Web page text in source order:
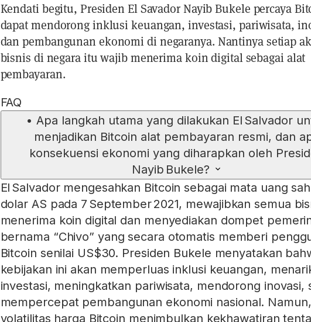
Kendati begitu, Presiden El Savador Nayib Bukele percaya
dapat mendorong inklusi keuangan, investasi, pariwisata,
dan pembangunan ekonomi di negaranya. Nantinya setiap
bisnis di negara itu wajib menerima koin digital sebagai alat
pembayaran.
FAQ
• Apa langkah utama yang dilakukan El Salvador
menjadikan Bitcoin alat pembayaran resmi, dan
konsekuensi ekonomi yang diharapkan oleh
Nayib Bukele?
El Salvador mengesahkan Bitcoin sebagai mata uang
dolar AS pada 7 September 2021, mewajibkan semua
menerima koin digital dan menyediakan dompet
bernama “Chivo” yang secara otomatis memberi
Bitcoin senilai US$30. Presiden Bukele menyatakan
kebijakan ini akan memperluas inklusi keuangan,
investasi, meningkatkan pariwisata, mendorong inovasi,
mempercepat pembangunan ekonomi nasional. Namun,
volatilitas harga Bitcoin menimbulkan kekhawatiran